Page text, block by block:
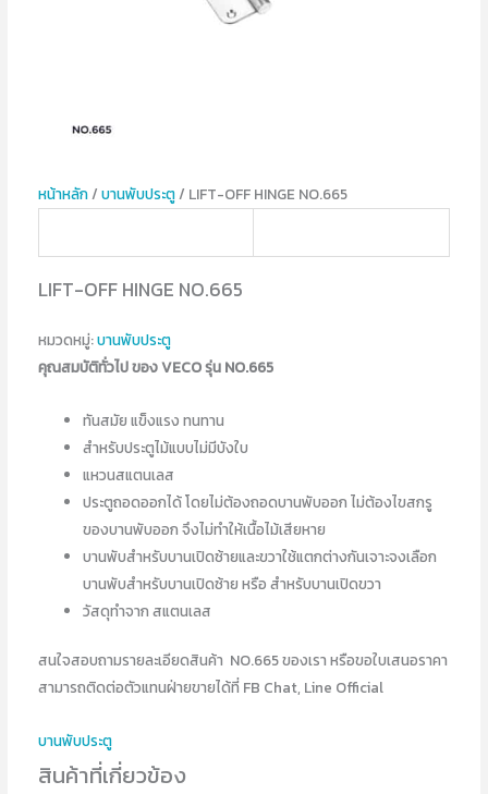
หน้าหลัก/ บานพับประตู/ LIFT-OFF HINGE NO.665
LIFT-OFF HINGE NO.665
หมวดหมู่:บานพับประตู
คุณสมบัติทั่วไป ของ VECO รุ่น NO.665
ทันสมัย แข็งแรง ทนทาน
สำหรับประตูไม้แบบไม่มีบังใบ
แหวนสแตนเลส
ประตูถอดออกได้ โดยไม่ต้องถอดบานพับออก ไม่ต้องไขสกรู
ของบานพับออก จึงไม่ทำให้เนื้อไม้เสียหาย
บานพับสำหรับบานเปิดซ้ายและขวาใช้แตกต่างกันเจาะจงเลือก
บานพับสำหรับบานเปิดซ้าย หรือ สำหรับบานเปิดขวา
วัสดุทำจาก สแตนเลส
สนใจสอบถามรายละเอียดสินค้า NO.665 ของเรา หรือขอใบเสนอราคา
สามารถติดต่อตัวแทนฝ่ายขายได้ที่ FB Chat, Line Official
บานพับประตู
สินค้าที่เกี่ยวข้อง